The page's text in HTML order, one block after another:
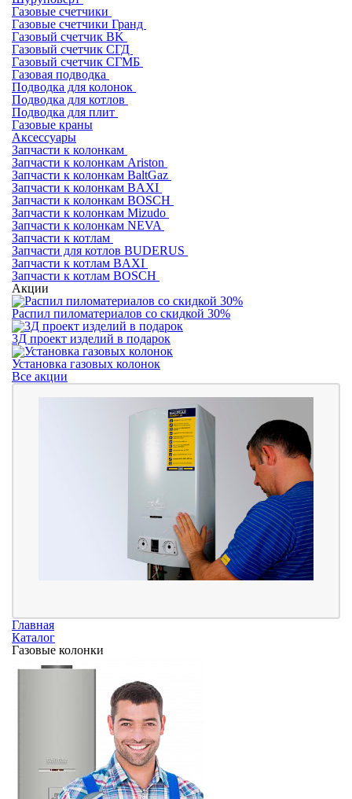
Газовые счетчики
Газовые счетчики Гранд
Газовый счетчик BK
Газовый счетчик СГД
Газовый счетчик СГМБ
Газовая подводка
Подводка для колонок
Подводка для котлов
Подводка для плит
Газовые краны
Аксессуары
Запчасти к колонкам
Запчасти к колонкам Ariston
Запчасти к колонкам BaltGaz
Запчасти к колонкам BAXI
Запчасти к колонкам BOSCH
Запчасти к колонкам Mizudo
Запчасти к колонкам NEVA
Запчасти к котлам
Запчасти для котлов BUDERUS
Запчасти к котлам BAXI
Запчасти к котлам BOSCH
Акции
Распил пиломатериалов со скидкой 30%
3Д проект изделий в подарок
Установка газовых колонок
Все акции
Главная
Каталог
Газовые колонки